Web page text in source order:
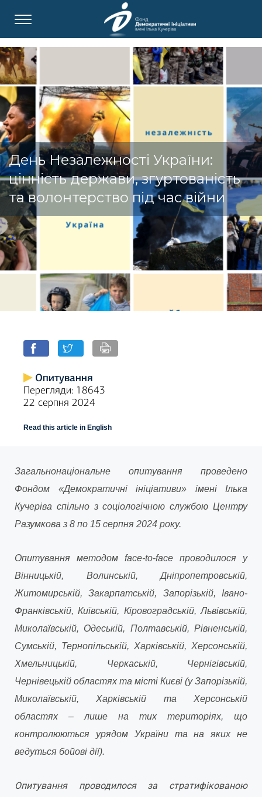
День Незалежності України:
цінність держави, згуртованість
та волонтерство під час війни
Опитування
Перегляди: 18643
22 серпня 2024
Read this article in English
Загальнонаціональне опитування проведено
Фондом «Демократичні ініціативи» імені Ілька
Кучеріва спільно з соціологічною службою Центру
Разумкова з 8 по 15 серпня 2024 року.
Опитування методом face-to-face проводилося у
Вінницькій, Волинській, Дніпропетровській,
Житомирській, Закарпатській, Запорізькій, Івано-
Франківській, Київській, Кіровоградській, Львівській,
Миколаївській, Одеській, Полтавській, Рівненській,
Сумській, Тернопільській, Харківській, Херсонській,
Хмельницькій, Черкаській, Чернігівській,
Чернівецькій областях та місті Києві (у Запорізькій,
Миколаївській, Харківській та Херсонській
областях – лише на тих територіях, що
контролюються урядом України та на яких не
ведуться бойові дії).
Опитування проводилося за стратифікованою